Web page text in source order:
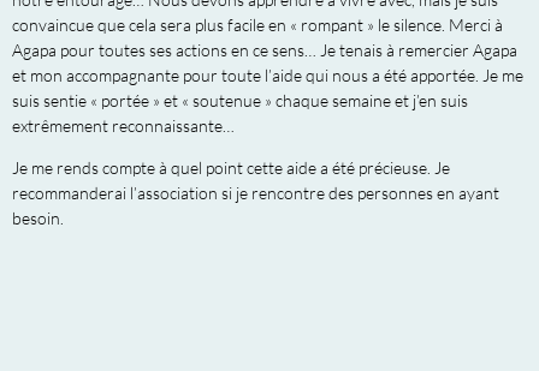
convaincue que cela sera plus facile en « rompant » le silence. Merci à
Agapa pour toutes ses actions en ce sens… Je tenais à remercier Agapa
et mon accompagnante pour toute l’aide qui nous a été apportée. Je me
suis sentie « portée » et « soutenue » chaque semaine et j’en suis
extrêmement reconnaissante…
Je me rends compte à quel point cette aide a été précieuse. Je
recommanderai l’association si je rencontre des personnes en ayant
besoin.